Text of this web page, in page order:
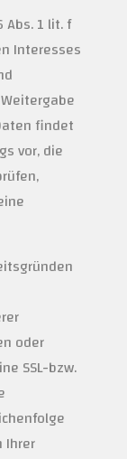
1 lit. f
Interesses
findet
vor, die
oder
SSL-bzw.
Ihrer